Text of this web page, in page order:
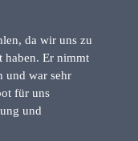
da wir uns zu
haben. Er nimmt
und war sehr
für uns
und